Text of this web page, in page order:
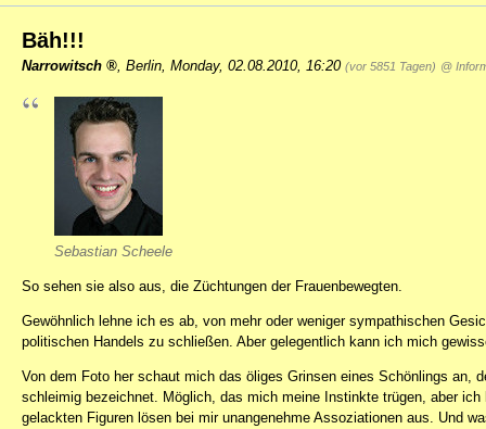
Bäh!!!
Narrowitsch Berlin Monday, 02.08.2010, 16:20 (vor 5851 Tagen) @
Sebastian Scheele
So sehen sie also aus, die Züchtungen der Frauenbewegten.
Gewöhnlich lehne ich es ab, von mehr oder weniger sympathischen
politischen Handels zu schließen. Aber gelegentlich kann ich mich
Von dem Foto her schaut mich das öliges Grinsen eines Schönlings an,
schleimig bezeichnet. Möglich, das mich meine Instinkte trügen, aber
gelackten Figuren lösen bei mir unangenehme Assoziationen aus. Und